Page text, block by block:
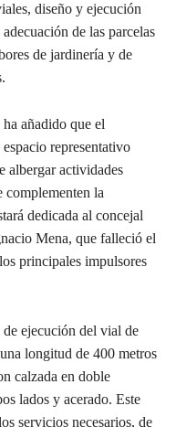
diseño y ejecución
de las parcelas
de jardinería y de
añadido que el
representativo
albergar actividades
complementen la
dedicada al concejal
Mena, que falleció el
principales impulsores
ejecución del vial de
longitud de 400 metros
calzada en doble
lados y acerado. Este
servicios necesarios, de